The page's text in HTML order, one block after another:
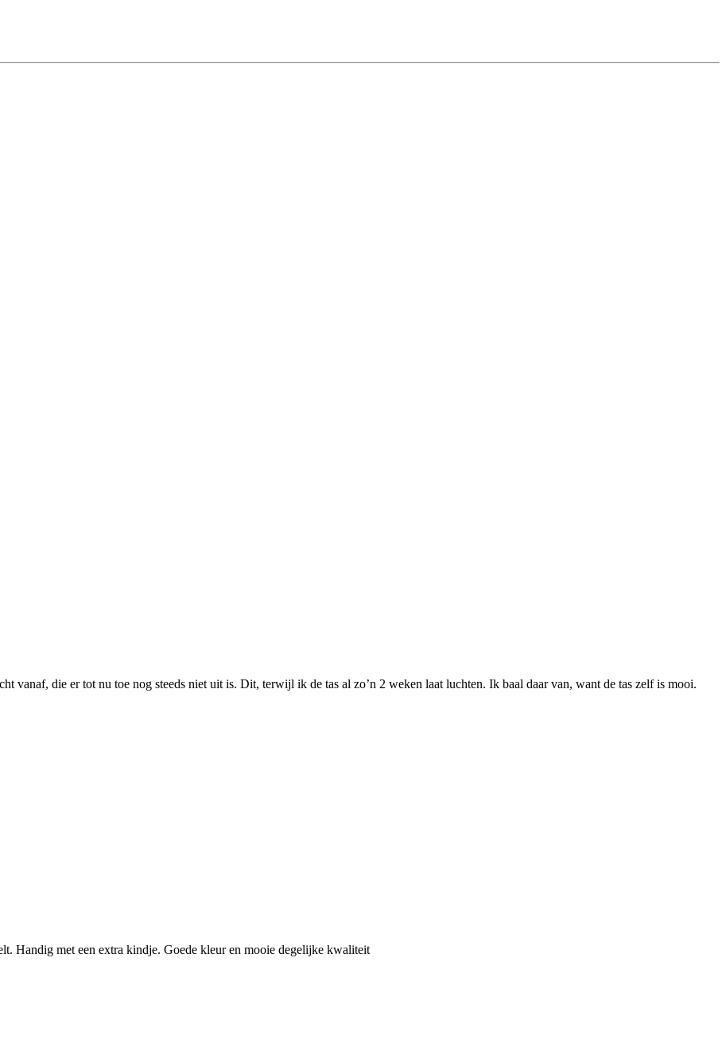
vanaf, die er tot nu toe nog steeds niet uit is. Dit, terwijl ik de tas al zo’n 2 weken laat luchten. Ik baal daar van, want de tas zelf is mooi.
Handig met een extra kindje. Goede kleur en mooie degelijke kwaliteit